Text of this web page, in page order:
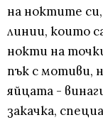
на ноктите
линии, които
нокти на
пък с мотиви,
яйцата -
закачка,